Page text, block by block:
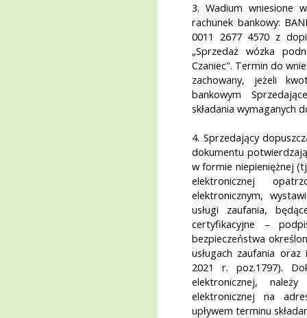
3. Wadium wniesione
rachunek bankowy:
0011 2677 4570 z
„Sprzedaż wózka
Czaniec". Termin do
zachowany, jeżeli
bankowym
składania wymaganych
4. Sprzedający
dokumentu
w formie niepieniężnej
elektronicznej
elektronicznym,
usługi zaufania,
certyfikacyjne –
bezpieczeństwa
usługach zaufania
2021 r. poz.1797).
elektronicznej,
elektronicznej na
upływem terminu